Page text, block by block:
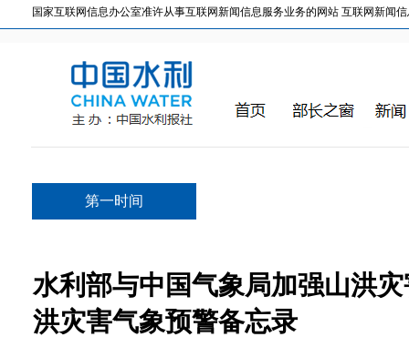
国家互联网信息办公室准许从事互联网新闻信息服务业务的网站 互联网新闻信
第一时间
水利部与中国气象局加强山洪
洪灾害气象预警备忘录